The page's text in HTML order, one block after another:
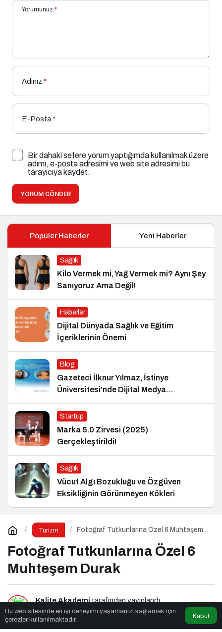
Yorumunuz *
Adınız *
E-Posta*
Bir dahaki sefere yorum yaptığımda kullanılmak üzere
adımı, e-posta adresimi ve web site adresimi bu
tarayıcıya kaydet.
YORUM GÖNDER
Popüler Haberler Yeni Haberler
Sağlık
Kilo Vermek mi, Yağ Vermek mi? Aynı Şey
Sanıyoruz Ama Değil!
Haberler
Dijital Dünyada Sağlık ve Eğitim
İçeriklerinin Önemi
Blog
Gazeteci İlknur Yılmaz, İstinye
Üniversitesi’nde Dijital Medya
Okuryazarlığı Dersinin Konuğu Oldu
Startup
Marka 5.0 Zirvesi (2025)
Gerçekleştirildi!
Sağlık
Vücut Algı Bozukluğu ve Özgüven
Eksikliğinin Görünmeyen Kökleri
Turizm
Fotoğraf Tutkunlarına Özel 6 Muhteşem
Fotoğraf Tutkunlarına Özel 6
Muhteşem Durak
Kalite Akademitarafından yayınlandı
4dk, 2sn
Bu web sitesinde en iyi deneyimi yaşamanızı sağlamak için
çerezler kullanılmaktadır.
Kabul